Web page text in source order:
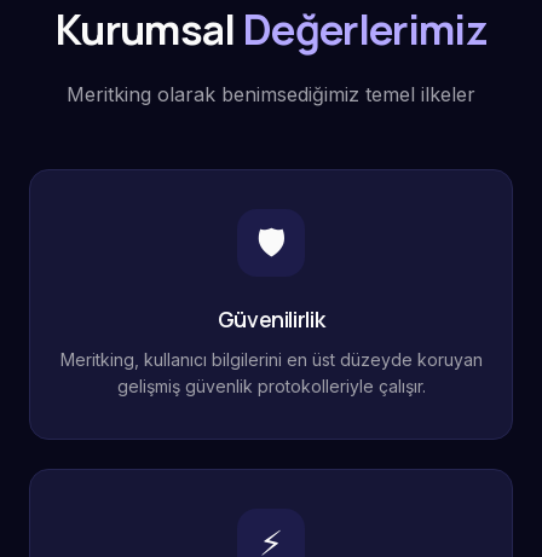
Kurumsal Değerlerimiz
Meritking olarak benimsediğimiz temel ilkeler
🛡️
Güvenilirlik
Meritking, kullanıcı bilgilerini en üst düzeyde koruyan
gelişmiş güvenlik protokolleriyle çalışır.
⚡